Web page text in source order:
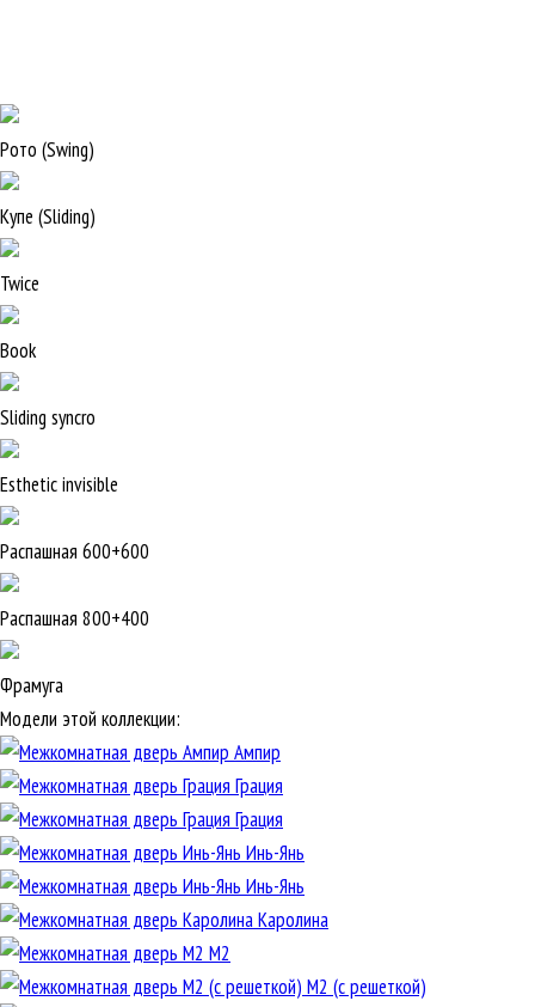
Рото (Swing)
Купе (Sliding)
Twice
Book
Sliding syncro
Esthetic invisible
Распашная 600+600
Распашная 800+400
Фрамуга
Модели этой коллекции:
Ампир
Грация
Грация
Инь-Янь
Инь-Янь
Каролина
М2
М2 (с решеткой)